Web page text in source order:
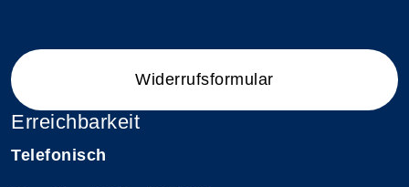
Widerrufsformular
Erreichbarkeit
Telefonisch